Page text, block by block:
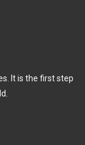
It is the first step